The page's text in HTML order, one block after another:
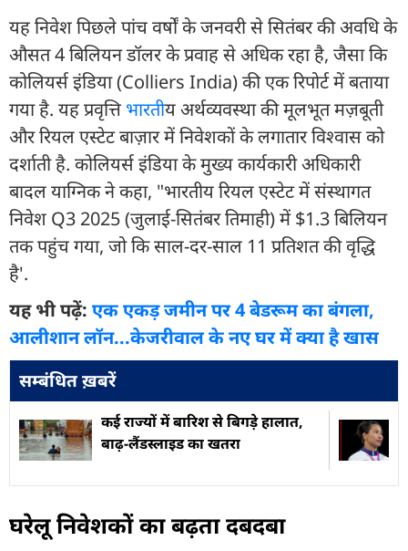
यह निवेश पिछले पांच वर्षों के जनवरी से सितंबर की अवधि के
औसत 4 बिलियन डॉलर के प्रवाह से अधिक रहा है, जैसा कि
कोलियर्स इंडिया (Colliers India) की एक रिपोर्ट में बताया
गया है. यह प्रवृत्ति भारतीय अर्थव्यवस्था की मूलभूत मज़बूती
और रियल एस्टेट बाज़ार में निवेशकों के लगातार विश्वास को
दर्शाती है. कोलियर्स इंडिया के मुख्य कार्यकारी अधिकारी
बादल याग्निक ने कहा, "भारतीय रियल एस्टेट में संस्थागत
निवेश Q3 2025 (जुलाई-सितंबर तिमाही) में $1.3 बिलियन
तक पहुंच गया, जो कि साल-दर-साल 11 प्रतिशत की वृद्धि
है'.
यह भी पढ़ें: एक एकड़ जमीन पर 4 बेडरूम का बंगला,
आलीशान लॉन...केजरीवाल के नए घर में क्या है खास
सम्बंधित ख़बरें
कई राज्यों में बारिश से बिगड़े हालात,
बाढ़-लैंडस्लाइड का खतरा
घरेलू निवेशकों का बढ़ता दबदबा